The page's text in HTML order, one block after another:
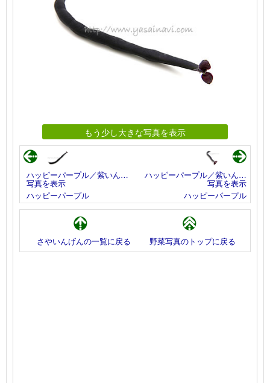
もう少し大きな写真を表示
ハッピーパープル／紫いん…
写真を表示
ハッピーパープル
ハッピーパープル／紫いん…
写真を表示
ハッピーパープル
さやいんげんの一覧に戻る 野菜写真のトップに戻る